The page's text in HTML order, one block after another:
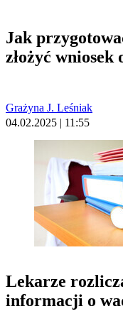
Jak
złożyć
Grażyna J. Leśniak
04.02.2025 | 11:55
Lekarze
informacji o